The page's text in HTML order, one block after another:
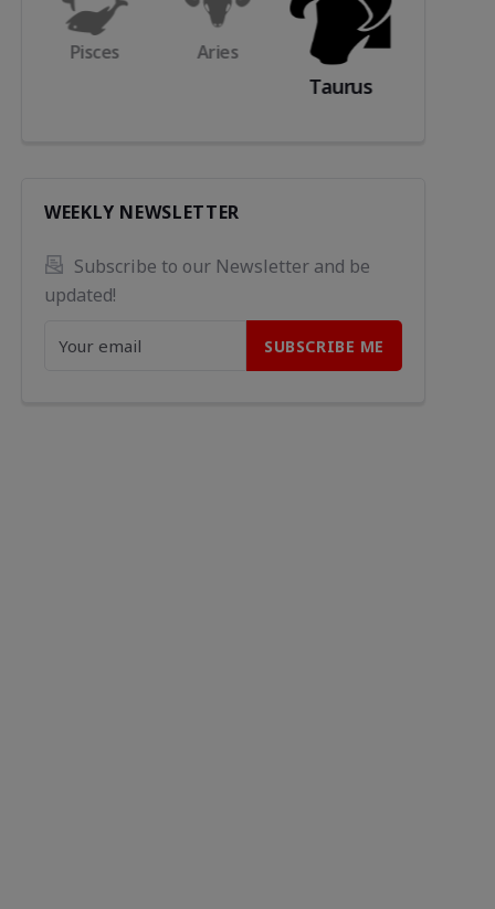
Aries Gemini
WEEKLY NEWSLETTER
Subscribe to our Newsletter and be
updated!